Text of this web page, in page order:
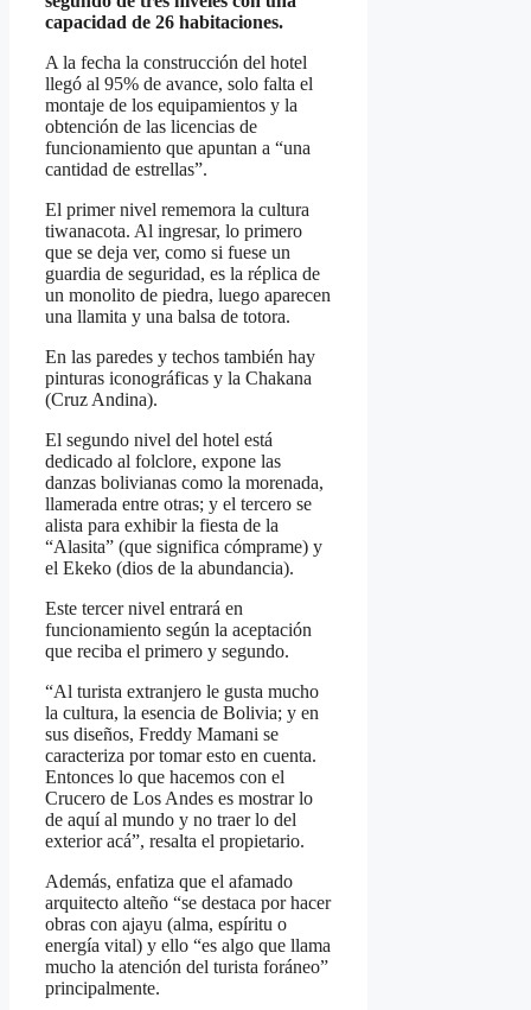
capacidad de 26 habitaciones.
A la fecha la construcción del hotel
llegó al 95% de avance, solo falta el
montaje de los equipamientos y la
obtención de las licencias de
funcionamiento que apuntan a “una
cantidad de estrellas”.
El primer nivel rememora la cultura
tiwanacota. Al ingresar, lo primero
que se deja ver, como si fuese un
guardia de seguridad, es la réplica de
un monolito de piedra, luego aparecen
una llamita y una balsa de totora.
En las paredes y techos también hay
pinturas iconográficas y la Chakana
(Cruz Andina).
El segundo nivel del hotel está
dedicado al folclore, expone las
danzas bolivianas como la morenada,
llamerada entre otras; y el tercero se
alista para exhibir la fiesta de la
“Alasita” (que significa cómprame) y
el Ekeko (dios de la abundancia).
Este tercer nivel entrará en
funcionamiento según la aceptación
que reciba el primero y segundo.
“Al turista extranjero le gusta mucho
la cultura, la esencia de Bolivia; y en
sus diseños, Freddy Mamani se
caracteriza por tomar esto en cuenta.
Entonces lo que hacemos con el
Crucero de Los Andes es mostrar lo
de aquí al mundo y no traer lo del
exterior acá”, resalta el propietario.
Además, enfatiza que el afamado
arquitecto alteño “se destaca por hacer
obras con ajayu (alma, espíritu o
energía vital) y ello “es algo que llama
mucho la atención del turista foráneo”
principalmente.